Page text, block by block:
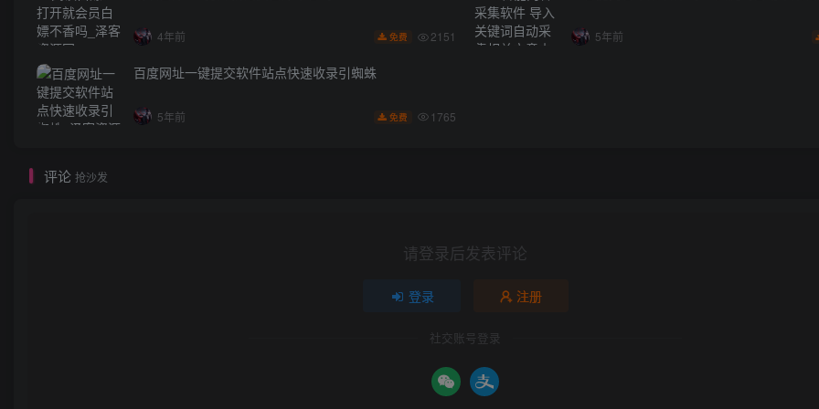
4年前 免费 2151 5年前
百度网址一键提交软件站点快速收录引蜘蛛
5年前 免费 1765
评论 抢沙发
请登录后发表评论
登录 注册
社交账号登录